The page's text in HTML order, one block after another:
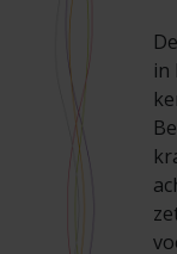
Hang- &
Diensten
Technische
Utiliteitsgebouw
Prefab woning
Handelspartner
Rookwerend
Duurzaamheid
Verkooppunten
Veelgestelde
Duurzaamheid
GND
Werken bij
in